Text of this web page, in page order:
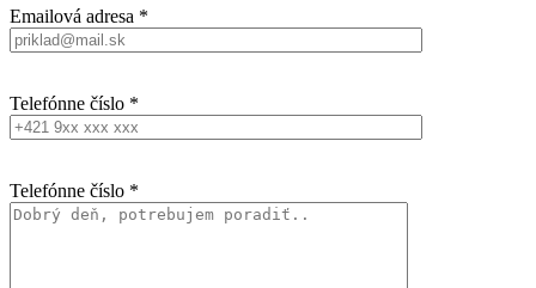
Emailová adresa *
Telefónne číslo *
Telefónne číslo *